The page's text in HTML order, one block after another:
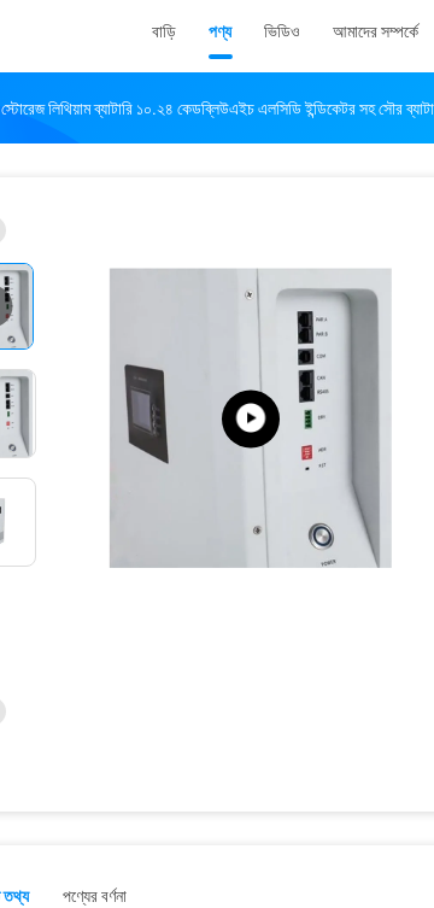
বাড়ি পণ্য ভিডিও আমাদের সম্পর্কে
স্টোরেজ লিথিয়াম ব্যাটারি ১০.২৪ কেডব্লিউএইচ এলসিডি ইন্ডিকেটর সহ সৌর
তথ্য পণ্যের বর্ণনা